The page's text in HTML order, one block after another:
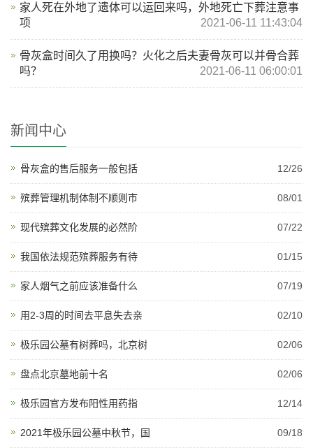
家人死在外地了遗体可以运回来吗，外地死亡下葬注意事
项
2021-06-11 11:43:04
骨灰盒时间久了用换吗？火化之后夫妻骨灰可以并骨合葬
吗？
2021-06-11 06:00:01
新闻中心
骨灰盒的售后服务一般包括 12/26
殡葬管理机制体制不顺则市 08/01
现代殡葬文化发展的必然阶 07/22
我国依法规范殡葬服务有待 01/15
家人烟气之前应该准备什么 07/19
用2-3周的时间去平息失去亲 02/10
极乐园公墓有树葬吗，北京树 02/06
盘点北京墓地前十名 02/06
极乐园官方发布阳性用药指 12/14
2021年极乐园公墓中秋节，国 09/18